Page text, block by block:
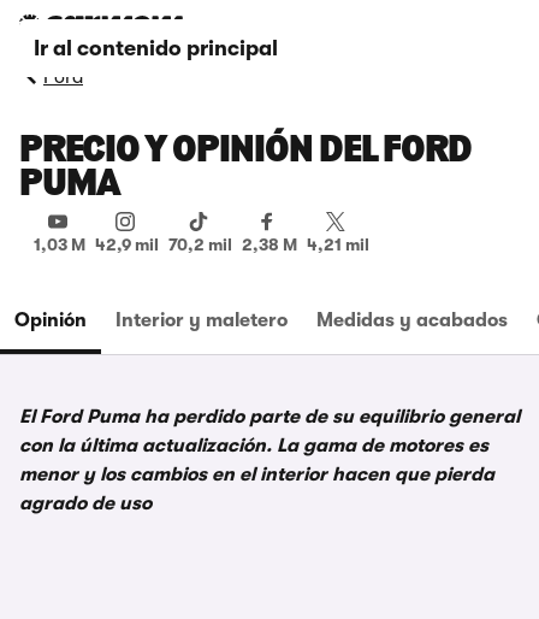
Ir al contenido principal
Ford
PRECIO Y OPINIÓN DEL FORD
PUMA
1,03 M 42,9 mil 70,2 mil 2,38 M 4,21 mil
Opinión Interior y maletero Medidas y acabados
El Ford Puma ha perdido parte de su equilibrio general
con la última actualización. La gama de motores es
menor y los cambios en el interior hacen que pierda
agrado de uso